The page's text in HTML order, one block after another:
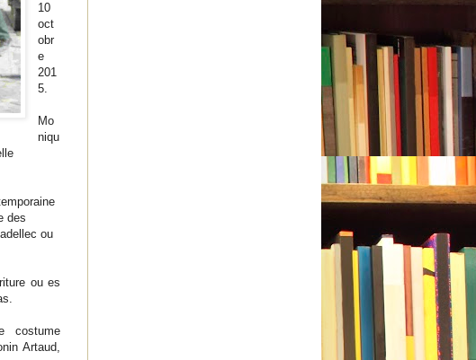
10
oct
obr
e
201
5.
Mo
niqu
des
ou
ou es
costume
Artaud,